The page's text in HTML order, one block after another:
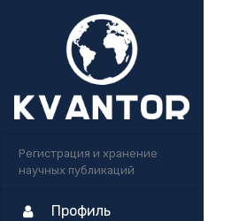
Регистрация и хранение
научных публикаций
Профиль